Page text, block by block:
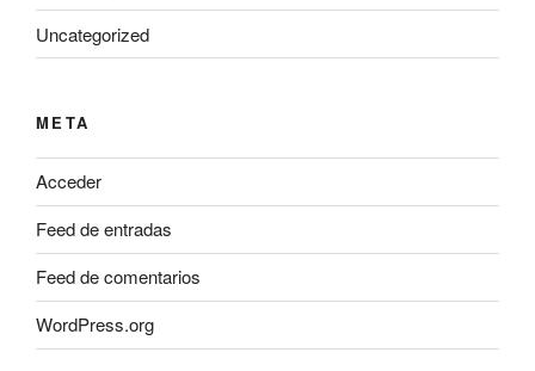
Uncategorized
META
Acceder
Feed de entradas
Feed de comentarios
WordPress.org